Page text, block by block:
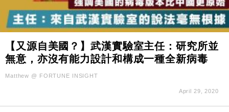
【又源自美國？】武漢實驗室主任：研究所並
無意，亦沒有能力設計和構成一種全新病毒
Matthew @ FORTUNE INSIGHT
April 29, 2020